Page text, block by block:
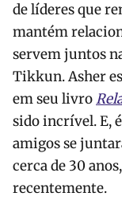
de líderes que
mantém
servem juntos
Tikkun. Asher
em seu livro
sido incrível. E,
amigos se
cerca de 30
recentemente.